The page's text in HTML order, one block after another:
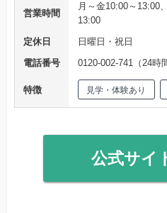
営業時間
月～金10:00～13:00
13:00
定休日
日曜日・祝日
電話番号
0120-002-741（24時
特徴 見学・体験あり
公式サイ